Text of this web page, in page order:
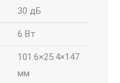
30 дБ
6 Вт
101.6×25.4×147
мм